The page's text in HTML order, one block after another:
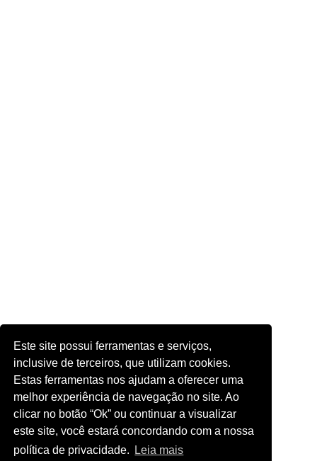
Este site possui ferramentas e serviços,
inclusive de terceiros, que utilizam cookies.
Estas ferramentas nos ajudam a oferecer uma
melhor experiência de navegação no site. Ao
clicar no botão “Ok” ou continuar a visualizar
este site, você estará concordando com a nossa
política de privacidade.
Leia mais